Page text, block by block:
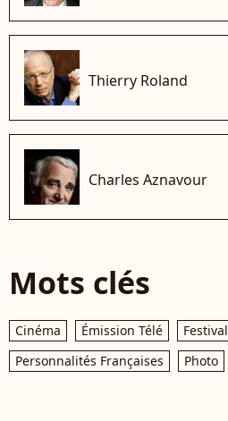
Thierry Roland
Charles Aznavour
Mots clés
Cinéma Émission Télé Festival
Personnalités Françaises
Photo